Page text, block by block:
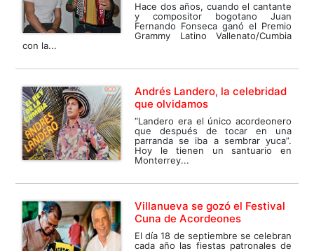
Hace dos años, cuando el cantante
y compositor bogotano Juan
Fernando Fonseca ganó el Premio
Grammy Latino Vallenato/Cumbia
con la...
Andrés Landero, la celebridad
que olvidamos
“Landero era el único acordeonero
que después de tocar en una
parranda se iba a sembrar yuca”.
Hoy le tienen un santuario en
Monterrey...
Villanueva se gozó el Festival
Cuna de Acordeones
El día 18 de septiembre se celebran
cada año las fiestas patronales de